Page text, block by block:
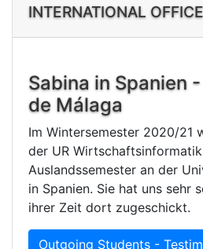
e
o
INTERNATIONAL OFFICE
Sabina in Spanien
de Málaga
Im Wintersemester 2020/21
der UR
Auslandssemester an der
in Spanien. Sie hat uns sehr
ihrer Zeit dort zugeschickt.
Outgoing Students -